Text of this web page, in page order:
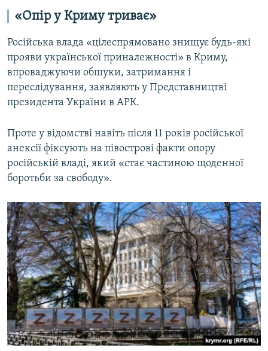
«Опір у Криму триває»
Російська влада «цілеспрямовано знищує будь-які
прояви української приналежності» в Криму,
впроваджуючи обшуки, затримання і
переслідування, заявляють у Представництві
президента України в АРК.
Проте у відомстві навіть після 11 років російської
анексії фіксують на півострові факти опору
російській владі, який «стає частиною щоденної
боротьби за свободу».